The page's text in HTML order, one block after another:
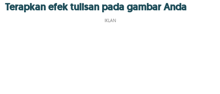
Terapkan efek tulisan pada gambar Anda
IKLAN